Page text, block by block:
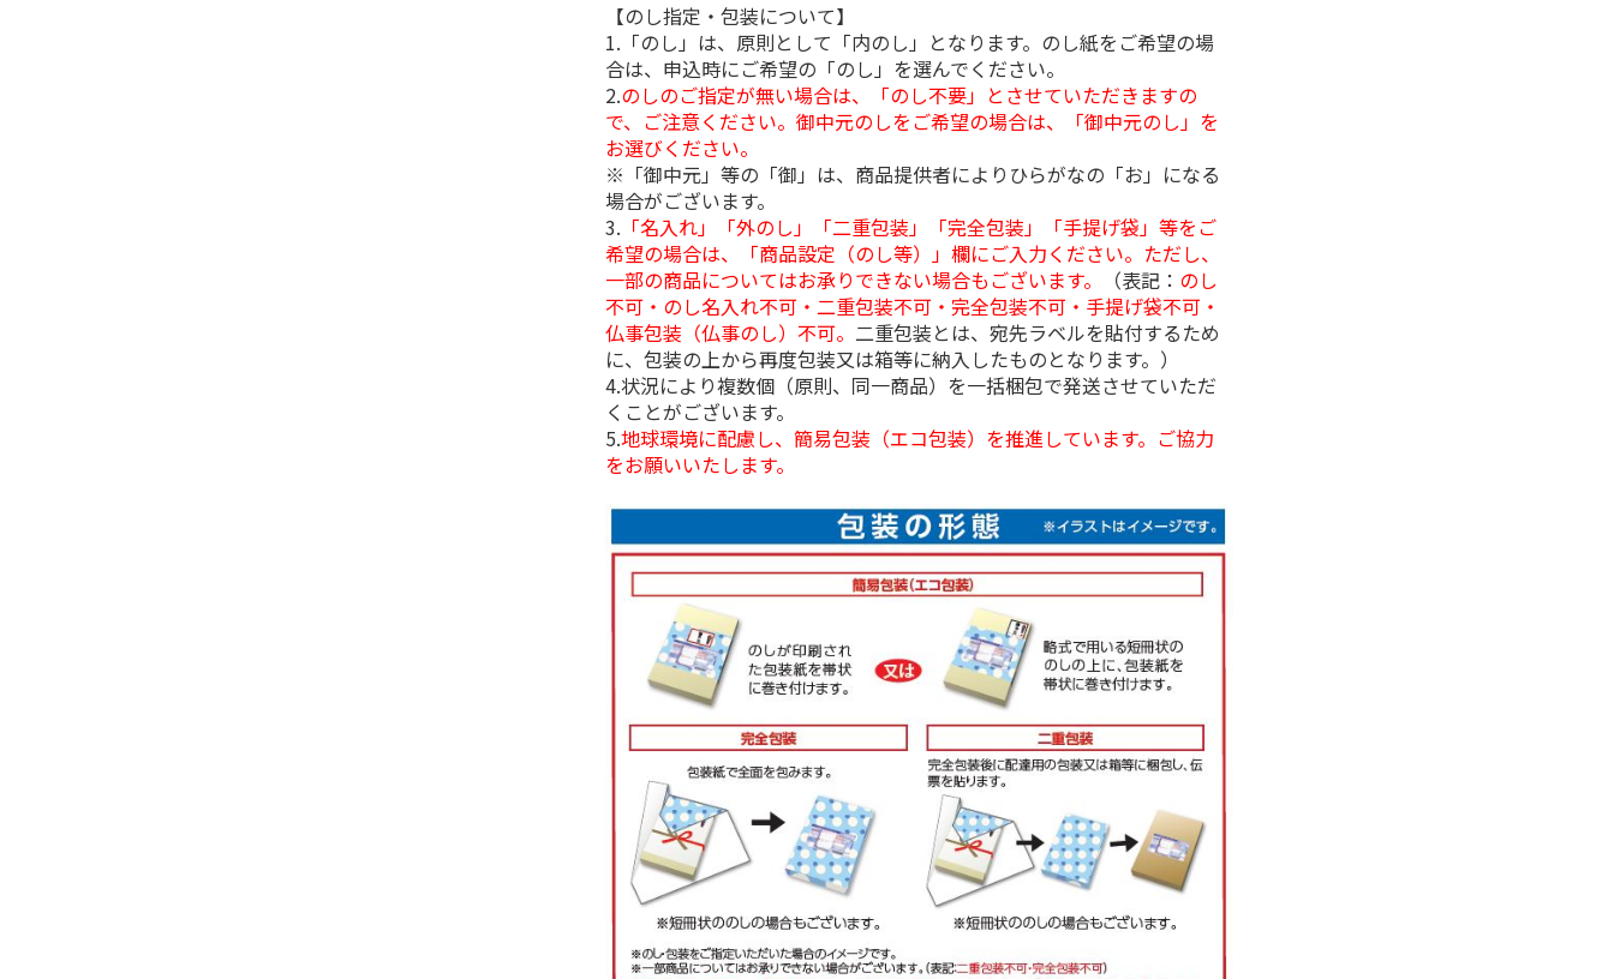
【のし指定・包装について】
1.「のし」は、原則として「内のし」となります。のし紙をご希望の場
合は、申込時にご希望の「のし」を選んでください。
2.のしのご指定が無い場合は、「のし不要」とさせていただきますの
で、ご注意ください。御中元のしをご希望の場合は、「御中元のし」を
お選びください。
※「御中元」等の「御」は、商品提供者によりひらがなの「お」になる
場合がございます。
3. 「名入れ」「外のし」「二重包装」「完全包装」「手提げ袋」等をご
希望の場合は、「商品設定（のし等）」欄にご入力ください。ただし、
一部の商品についてはお承りできない場合もございます。
（表記： のし
不可・のし名入れ不可・二重包装不可・完全包装不可・手提げ袋不可・
仏事包装（仏事のし）不可。 二重包装とは、宛先ラベルを貼付するため
に、包装の上から再度包装又は箱等に納入したものとなります。）
4.状況により複数個（原則、同一商品）を一括梱包で発送させていただ
くことがございます。
5.地球環境に配慮し、簡易包装（エコ包装）を推進しています。ご協力
をお願いいたします。